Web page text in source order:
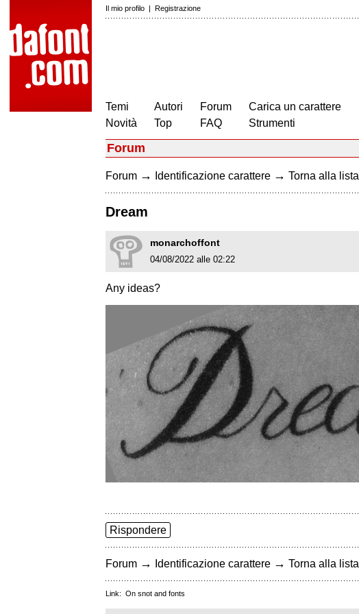
Il mio profilo | Registrazione
Temi
Novità
Autori
Top
Forum
FAQ
Carica un carattere
Strumenti
Forum
Forum → Identificazione carattere → Torna alla lista
Dream
monarchoffont
04/08/2022 alle 02:22
Any ideas?
Rispondere
Forum → Identificazione carattere → Torna alla lista
Link: On snot and fonts